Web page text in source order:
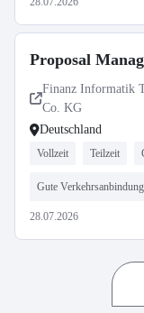
Proposal
Finanz Informatik
Co. KG
Deutschland
Vollzeit Teilzeit
Gute Verkehrsanbindung
28.07.2026